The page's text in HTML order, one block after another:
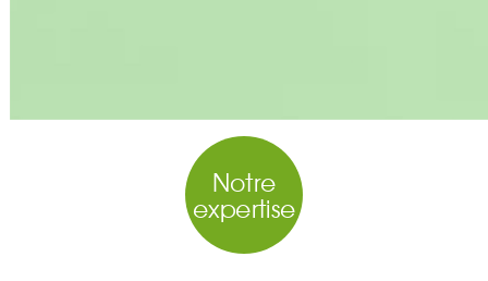
Notre
expertise